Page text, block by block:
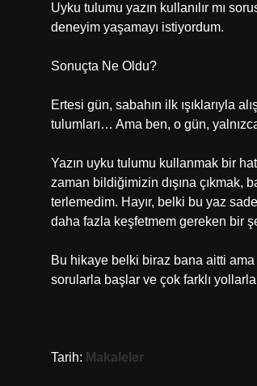
Uyku tulumu yazın kullanılır mı
deneyim yaşamayı istiyordum.
Sonuçta Ne Oldu?
Ertesi gün, sabahın ilk ışıklarıyla
tulumları… Ama ben, o gün,
Yazın uyku tulumu kullanmak bir
zaman bildiğimizin dışına
terlemedim. Hayır, belki bu yaz
daha fazla keşfetmem gereken bir
Bu hikaye belki biraz bana aitti
sorularla başlar ve çok farklı yollarla
Tarih: Makaleler